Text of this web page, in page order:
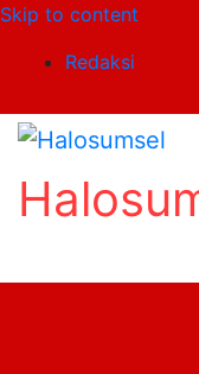
Skip to content
Redaksi